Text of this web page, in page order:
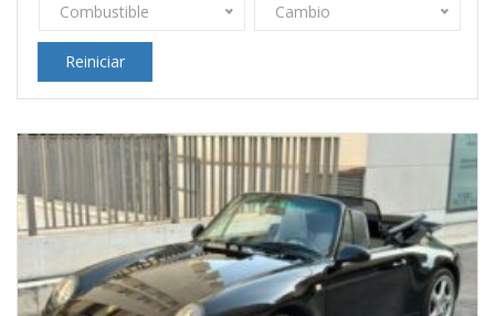
Combustible Cambio
Reiniciar